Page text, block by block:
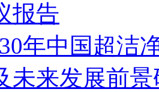
报告
年中国超洁
未来发展前